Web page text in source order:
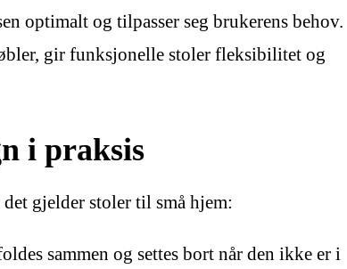
optimalt og tilpasser seg brukerens behov.
gir funksjonelle stoler fleksibilitet og
i praksis
gjelder stoler til små hjem:
sammen og settes bort når den ikke er i